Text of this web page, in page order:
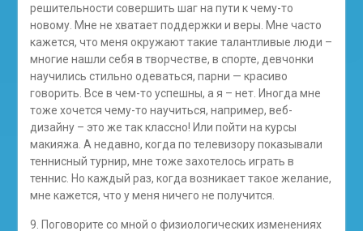
решительности совершить шаг на пути к чему-то
новому. Мне не хватает поддержки и веры. Мне часто
кажется, что меня окружают такие талантливые люди –
многие нашли себя в творчестве, в спорте, девчонки
научились стильно одеваться, парни — красиво
говорить. Все в чем-то успешны, а я – нет. Иногда мне
тоже хочется чему-то научиться, например, веб-
дизайну – это же так классно! Или пойти на курсы
макияжа. А недавно, когда по телевизору показывали
теннисный турнир, мне тоже захотелось играть в
теннис. Но каждый раз, когда возникает такое желание,
мне кажется, что у меня ничего не получится.
9. Поговорите со мной о физиологических изменениях